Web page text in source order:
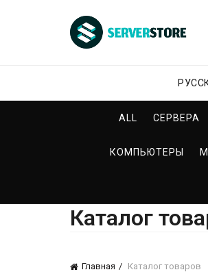
ALL СЕРВЕРА
КОМПЬЮТЕРЫ
Каталог
Главная Каталог товаров